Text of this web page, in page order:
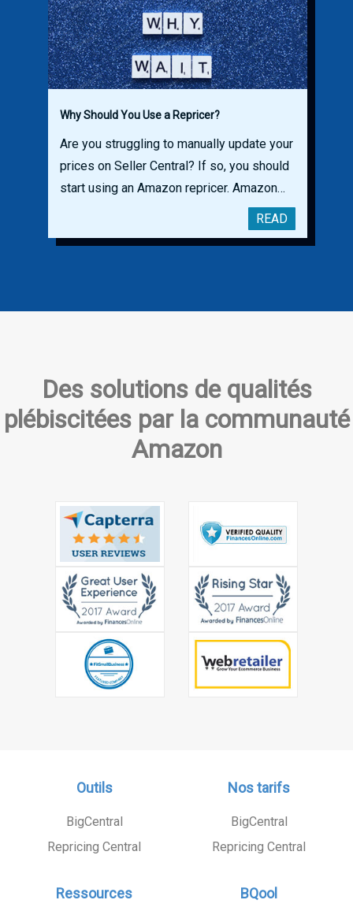
Why Should You Use a Repricer?
Are you struggling to manually update your
prices on Seller Central? If so, you should
start using an Amazon repricer. Amazon
Repricer is an essential tool that you need
to deal with constant price fluctuation on
READ
Des solutions de qualités
plébiscitées par la communauté
Amazon
Outils
BigCentral
Repricing Central
Nos tarifs
BigCentral
Repricing Central
Ressources BQool